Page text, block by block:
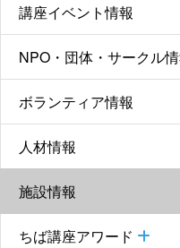
講座イベント情報
NPO・団体・サークル
ボランティア情報
人材情報
施設情報
ちば講座アワード